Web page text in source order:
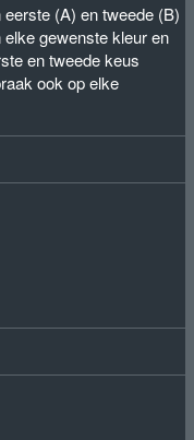
(A) en tweede (B)
gewenste kleur en
en tweede keus
ook op elke